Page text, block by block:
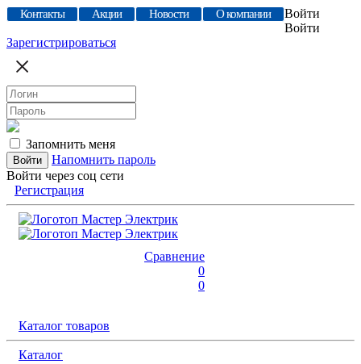
Контакты Акции Новости О компании
Войти
Войти
Зарегистрироваться
Запомнить меня
Напомнить пароль
Войти через соц сети
Регистрация
Сравнение
0
0
Каталог товаров
Каталог